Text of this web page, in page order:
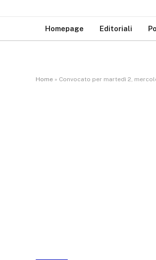
Homepage Editoriali
Home » Convocato per martedì 2,